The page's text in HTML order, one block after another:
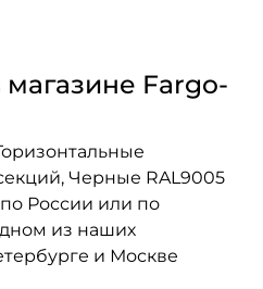
магазине Fargo-
Черные RAL9005
по России или по
из наших
и Москве